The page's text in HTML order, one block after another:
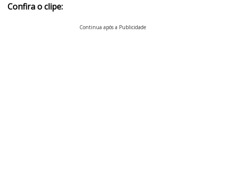
Confira o clipe:
Continua após a Publicidade